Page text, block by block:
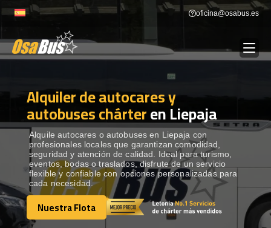
to
oficina@osabus.es
ALQUILER DE AUTOCARES
DESTINOS Show dropdown
RECORRIDAS Show dropdown
FLOTA
Alquiler de autocares y
autobuses chárteren Liepaja
Alquile autocares o autobuses en Liepaja con
profesionales locales que garantizan comodidad,
seguridad y atención de calidad. Ideal para turismo,
eventos, bodas o traslados, disfrute de un servicio
flexible y confiable con opciones personalizadas para
cada necesidad.
Nuestra Flota
Nuestra Flota